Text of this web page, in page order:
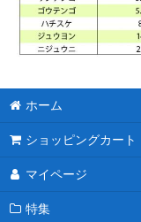
ホーム
ショッピングカート
マイページ
特集